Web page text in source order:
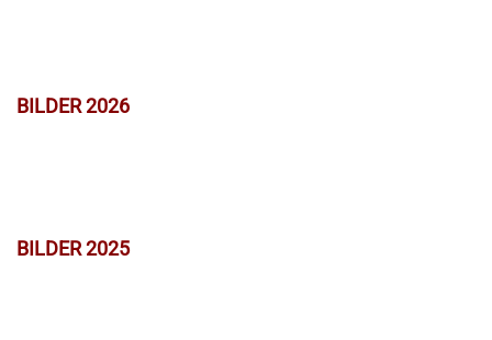
BILDER 2026
BILDER 2025